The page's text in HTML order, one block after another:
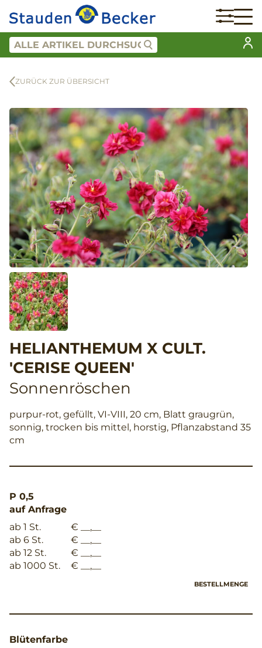
ZURÜCK ZUR ÜBERSICHT
HELIANTHEMUM X CULT.
'CERISE QUEEN'
Sonnenröschen
purpur-rot, gefüllt, VI-VIII, 20 cm, Blatt graugrün,
sonnig, trocken bis mittel, horstig, Pflanzabstand 35
cm
P 0,5
auf Anfrage
ab 1 St.
€ __,__
ab 6 St.
€ __,__
ab 12 St.
€ __,__
ab 1000 St.
€ __,__
BESTELLMENGE
Blütenfarbe